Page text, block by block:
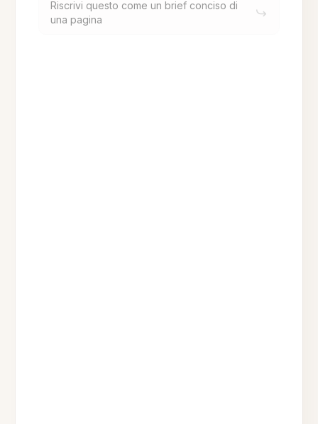
Riscrivi questo come un brief conciso di
una pagina